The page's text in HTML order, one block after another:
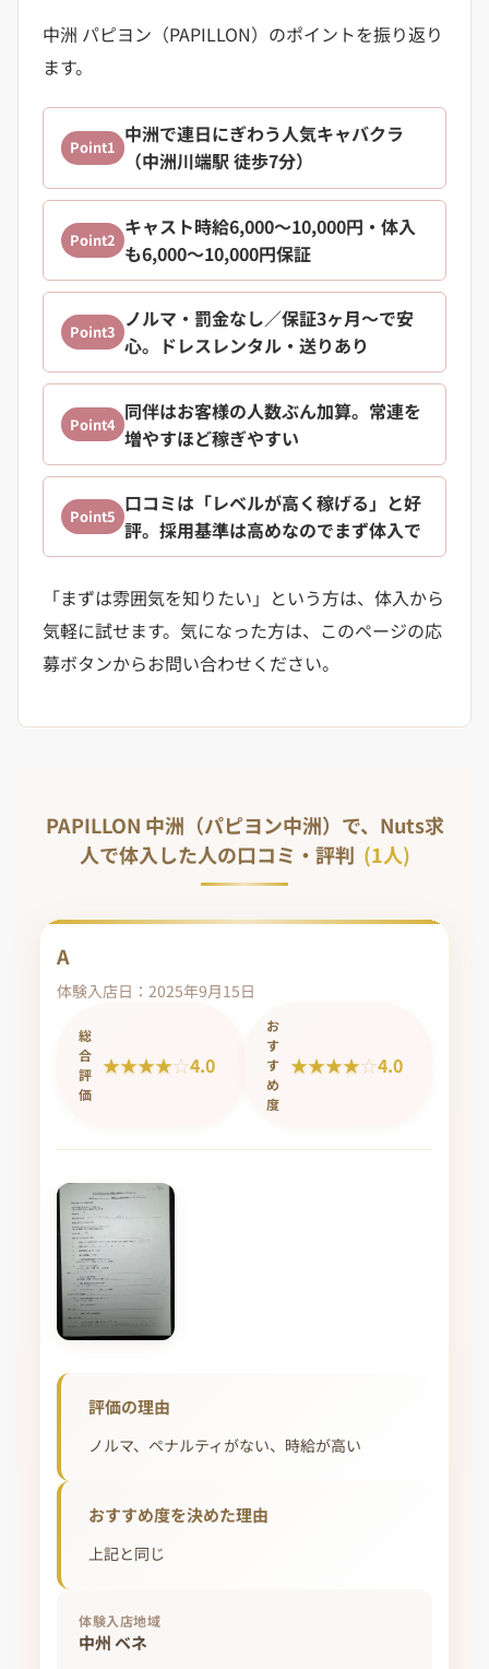
中洲 パピヨン（PAPILLON）のポイントを振り返り
ます。
Point1
中洲で連日にぎわう人気キャバクラ
（中洲川端駅 徒歩7分）
Point2
キャスト時給6,000〜10,000円・体入
も6,000〜10,000円保証
Point3
ノルマ・罰金なし／保証3ヶ月〜で安
心。ドレスレンタル・送りあり
Point4
同伴はお客様の人数ぶん加算。常連を
増やすほど稼ぎやすい
Point5
口コミは「レベルが高く稼げる」と好
評。採用基準は高めなのでまず体入で
「まずは雰囲気を知りたい」という方は、体入から
気軽に試せます。気になった方は、このページの応
募ボタンからお問い合わせください。
PAPILLON 中洲（パピヨン中洲）で、Nuts求
人で体入した人の口コミ・評判 (1人)
A
体験入店日：2025年9月15日
総
合
評
価
★★★★☆4.0
お
す
す
め
度
★★★★☆4.0
評価の理由
ノルマ、ペナルティがない、時給が高い
おすすめ度を決めた理由
上記と同じ
体験入店地域
中州 ベネ